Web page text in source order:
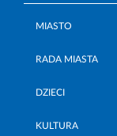
MIASTO
RADA MIASTA
DZIECI
KULTURA